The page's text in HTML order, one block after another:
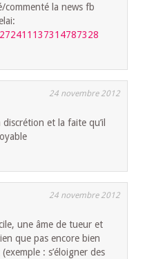
commenté la news fb
24 novembre 2012
discrétion et la faite qu’il
24 novembre 2012
une âme de tueur et
que pas encore bien
: s’éloigner des